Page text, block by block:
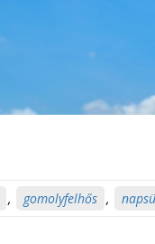
, gomolyfelhős ,